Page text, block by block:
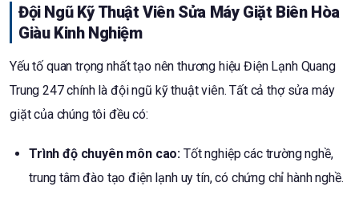
Đội Ngũ Kỹ Thuật Viên Sửa Máy Giặt Biên Hòa
Giàu Kinh Nghiệm
Yếu tố quan trọng nhất tạo nên thương hiệu Điện Lạnh Quang
Trung 247 chính là đội ngũ kỹ thuật viên. Tất cả thợ sửa máy
giặt của chúng tôi đều có:
Trình độ chuyên môn cao: Tốt nghiệp các trường nghề,
trung tâm đào tạo điện lạnh uy tín, có chứng chỉ hành nghề.